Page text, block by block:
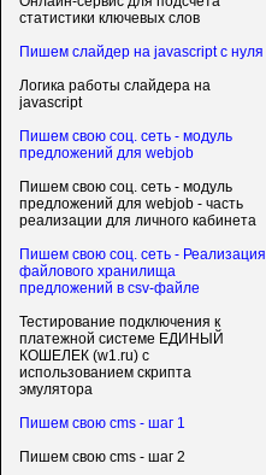
статистики ключевых слов
Пишем слайдер на javascript с нуля
Логика работы слайдера на
javascript
Пишем свою соц. сеть - модуль
предложений для webjob
Пишем свою соц. сеть - модуль
предложений для webjob - часть
реализации для личного кабинета
Пишем свою соц. сеть - Реализация
файлового хранилища
предложений в csv-файле
Тестирование подключения к
платежной системе ЕДИНЫЙ
КОШЕЛЕК (w1.ru) с
использованием скрипта
эмулятора
Пишем свою cms - шаг 1
Пишем свою cms - шаг 2